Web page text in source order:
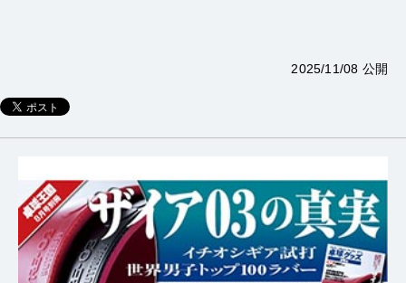
2025/11/08 公開